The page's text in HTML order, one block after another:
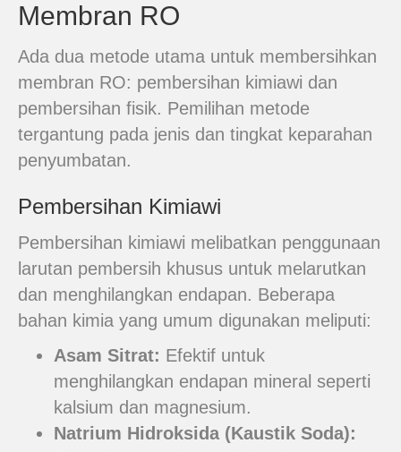
Membran RO
Ada dua metode utama untuk membersihkan
membran RO: pembersihan kimiawi dan
pembersihan fisik. Pemilihan metode
tergantung pada jenis dan tingkat keparahan
penyumbatan.
Pembersihan Kimiawi
Pembersihan kimiawi melibatkan penggunaan
larutan pembersih khusus untuk melarutkan
dan menghilangkan endapan. Beberapa
bahan kimia yang umum digunakan meliputi:
Asam Sitrat: Efektif untuk
menghilangkan endapan mineral seperti
kalsium dan magnesium.
Natrium Hidroksida (Kaustik Soda):